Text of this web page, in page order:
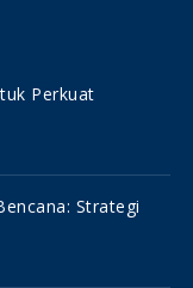
Perkuat
Strategi